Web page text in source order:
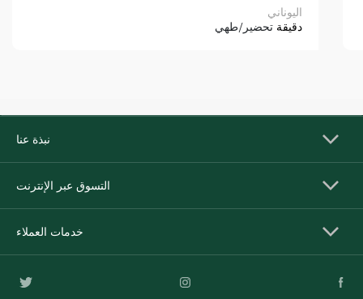
اليوناني
دقيقة تحضير/طهي
نبذة عنا
التسوق عبر الإنترنت
خدمات العملاء